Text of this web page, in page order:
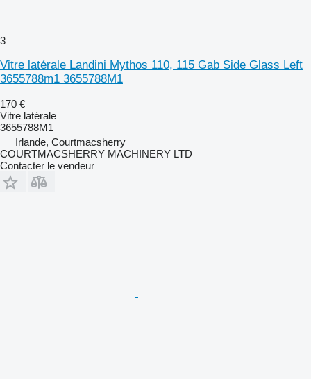
3
Vitre latérale Landini Mythos 110, 115 Gab Side Glass Left
3655788m1 3655788M1
170 €
Vitre latérale
3655788M1
Irlande, Courtmacsherry
COURTMACSHERRY MACHINERY LTD
Contacter le vendeur